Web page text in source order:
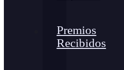
Premios
Recibidos